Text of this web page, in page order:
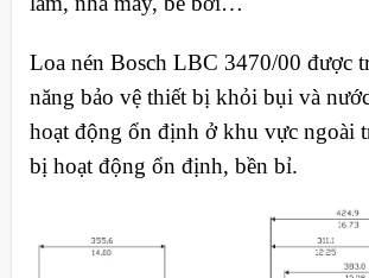
Loa nén Bosch LBC 3470/00 được
năng bảo vệ thiết bị khỏi bụi và
hoạt động ổn định ở khu vực ngoài
bị hoạt động ổn định, bền bỉ.